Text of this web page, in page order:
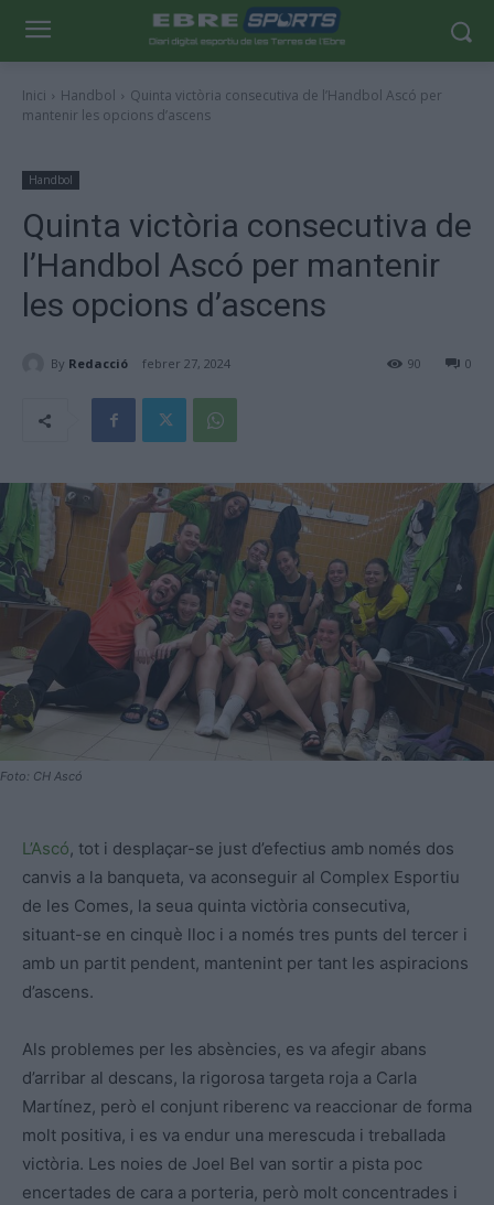
Inici Handbol
Quinta victòria consecutiva de l’Handbol Ascó per
mantenir les opcions d’ascens
Handbol
Quinta victòria consecutiva de
l’Handbol Ascó per mantenir
les opcions d’ascens
By Redacció febrer 27, 2024 0
90
Foto: CH Ascó
L’Ascó, tot i desplaçar-se just d’efectius amb només dos
canvis a la banqueta, va aconseguir al Complex Esportiu
de les Comes, la seua quinta victòria consecutiva,
situant-se en cinquè lloc i a només tres punts del tercer i
amb un partit pendent, mantenint per tant les aspiracions
d’ascens.
Als problemes per les absències, es va afegir abans
d’arribar al descans, la rigorosa targeta roja a Carla
Martínez, però el conjunt riberenc va reaccionar de forma
molt positiva, i es va endur una merescuda i treballada
victòria. Les noies de Joel Bel van sortir a pista poc
encertades de cara a porteria, però molt concentrades i